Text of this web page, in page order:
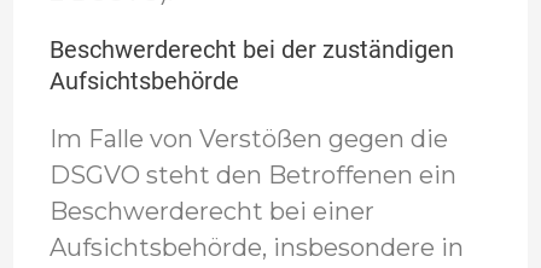
Beschwerde­recht bei der zuständigen
Aufsichts­behörde
Im Falle von Verstößen gegen die
DSGVO steht den Betroffenen ein
Beschwerderecht bei einer
Aufsichtsbehörde, insbesondere in